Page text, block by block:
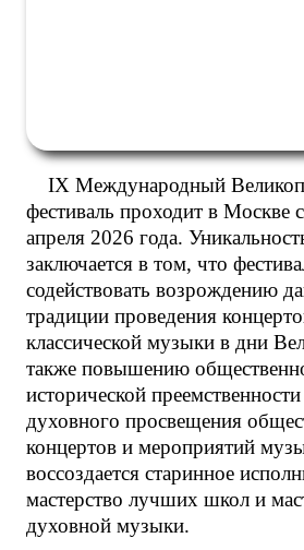
IX Международный
фестиваль проходит в Москве
апреля 2026 года.
заключается в том, что
содействовать возрождению
традиции проведения
классической музыки в дни
также повышению
исторической
духовного просвещения
концертов и мероприятий
воссоздается старинное
мастерство лучших школ и
духовной музыки.